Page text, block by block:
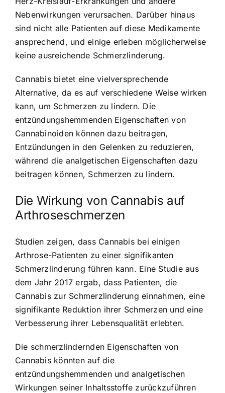
Nebenwirkungen verursachen. Darüber hinaus
sind nicht alle Patienten auf diese Medikamente
ansprechend, und einige erleben möglicherweise
keine ausreichende Schmerzlinderung.
Cannabis bietet eine vielversprechende
Alternative, da es auf verschiedene Weise wirken
kann, um Schmerzen zu lindern. Die
entzündungshemmenden Eigenschaften von
Cannabinoiden können dazu beitragen,
Entzündungen in den Gelenken zu reduzieren,
während die analgetischen Eigenschaften dazu
beitragen können, Schmerzen zu lindern.
Die Wirkung von Cannabis auf
Arthroseschmerzen
Studien zeigen, dass Cannabis bei einigen
Arthrose-Patienten zu einer signifikanten
Schmerzlinderung führen kann. Eine Studie aus
dem Jahr 2017 ergab, dass Patienten, die
Cannabis zur Schmerzlinderung einnahmen, eine
signifikante Reduktion ihrer Schmerzen und eine
Verbesserung ihrer Lebensqualität erlebten.
Die schmerzlindernden Eigenschaften von
Cannabis könnten auf die
entzündungshemmenden und analgetischen
Wirkungen seiner Inhaltsstoffe zurückzuführen